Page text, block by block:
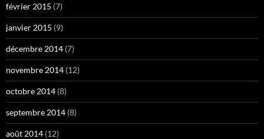
février 2015 (7)
janvier 2015 (9)
décembre 2014 (7)
novembre 2014 (12)
octobre 2014 (8)
septembre 2014 (8)
août 2014 (12)